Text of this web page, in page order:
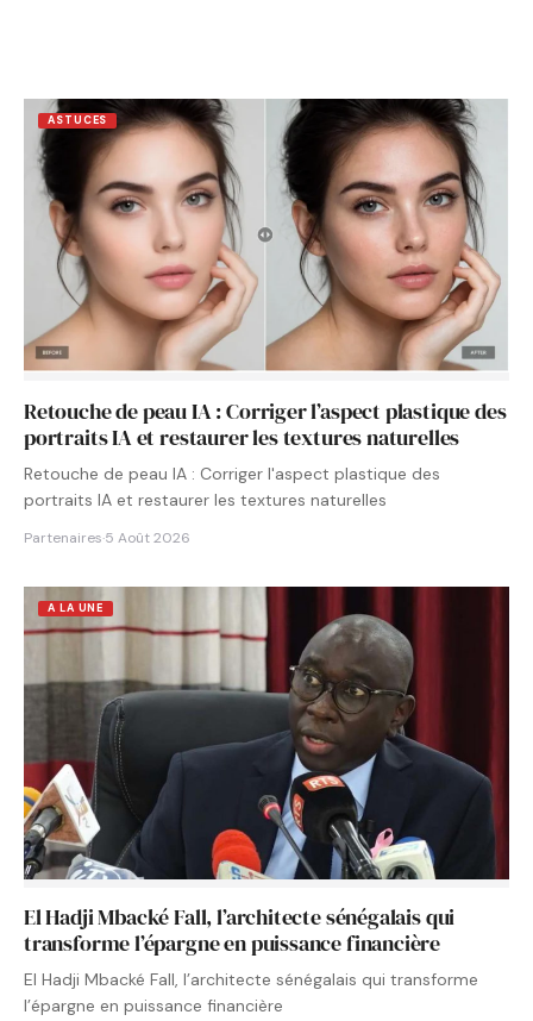
ASTUCES
Retouche de peau IA : Corriger l’aspect plastique des
portraits IA et restaurer les textures naturelles
Retouche de peau IA : Corriger l'aspect plastique des
portraits IA et restaurer les textures naturelles
Partenaires·5 Août 2026
A LA UNE
El Hadji Mbacké Fall, l’architecte sénégalais qui
transforme l’épargne en puissance financière
El Hadji Mbacké Fall, l’architecte sénégalais qui transforme
l’épargne en puissance financière